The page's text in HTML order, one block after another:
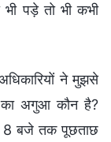
पड़े तो भी कभी
ने मुझसे
का अगुआ कौन है?
8 बजे तक पूछताछ